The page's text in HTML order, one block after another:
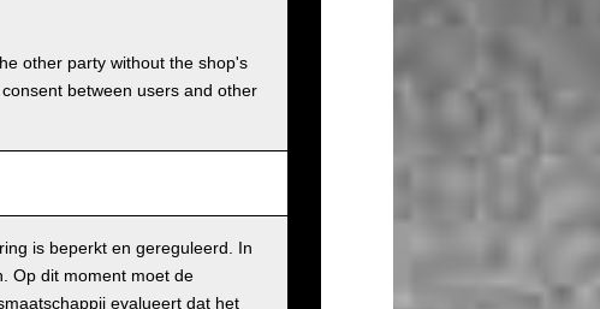
other party without the shop's
between users and other
is beperkt en gereguleerd. In
Op dit moment moet de
evalueert dat het